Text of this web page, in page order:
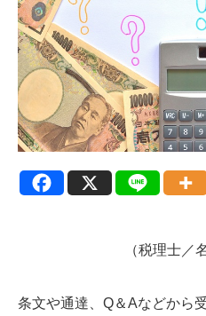
（税理士／
条文や通達、Q＆Aなどから